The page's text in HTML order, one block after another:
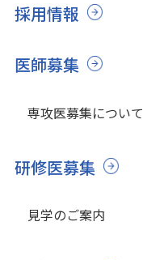
採用情報
医師募集
専攻医募集について
研修医募集
見学のご案内